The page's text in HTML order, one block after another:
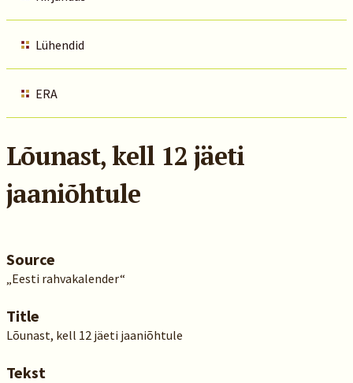
Lühendid
ERA
Lõunast, kell 12 jäeti
jaaniõhtule
Source
„Eesti rahvakalender“
Title
Lõunast, kell 12 jäeti jaaniõhtule
Tekst